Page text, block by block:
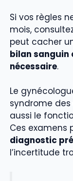
Si vos règles
mois,
peut cacher
bilan sanguin
nécessaire.
Le
syndrome des
aussi le
Ces examens
diagnostic
l’incertitude